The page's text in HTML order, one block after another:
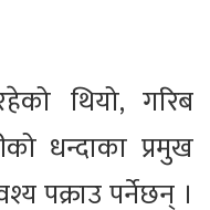
थियो, गरिब
धन्दाका प्रमुख
पक्राउ पर्नेछन् ।